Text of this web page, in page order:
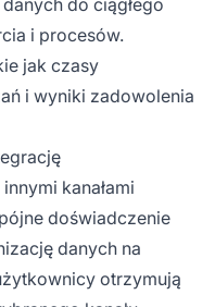
i procesów.
jak czasy
i wyniki zadowolenia
kanałami
doświadczenie
danych na
otrzymują